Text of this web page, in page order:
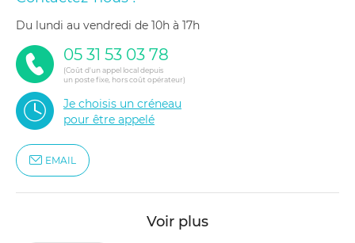
du lundi au vendredi de 10h à 17h
05 31 53 03 78
(Coût d'un appel local depuis
un poste fixe, hors coût opérateur)
Je choisis un créneau
pour être appelé
EMAIL
Voir plus